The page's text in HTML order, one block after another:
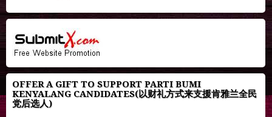
OFFER A GIFT TO SUPPORT PARTI BUMI
KENYALANG CANDIDATES(以财礼方式来支援肯雅兰全民
党后选人)